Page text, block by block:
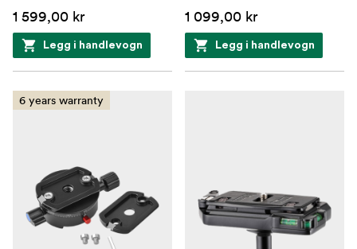
1 599,00 kr
Legg i handlevogn
1 099,00 kr
Legg i handlevogn
6 years warranty